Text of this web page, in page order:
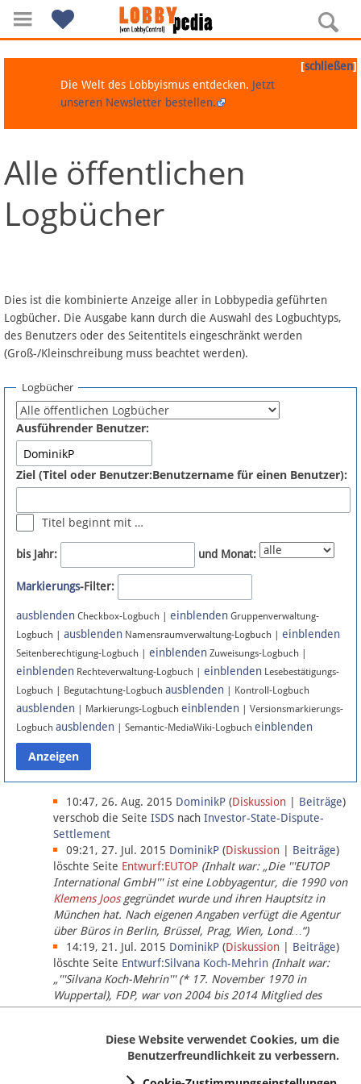
Navigation
Über Lobbypedia
Artikel nach Kategorien
FAQ
Fördermitglied werden
Fehler melden
Newsletter
Bluesky
Facebook
Instagram
Anmelden
Datenschutz
Über Lobbypedia
Impressum
[schließen]
Die Welt des Lobbyismus entdecken. Jetzt
unseren Newsletter bestellen.
Alle öffentlichen
Logbücher
Dies ist die kombinierte Anzeige aller in Lobbypedia geführten
Logbücher. Die Ausgabe kann durch die Auswahl des Logbuchtyps,
des Benutzers oder des Seitentitels eingeschränkt werden
(Groß-/Kleinschreibung muss beachtet werden).
Logbücher
Ausführender Benutzer:
Ziel (Titel oder Benutzer:Benutzername für einen Benutzer):
Titel beginnt mit …
bis Jahr: und Monat:
Markierungs-Filter:
ausblenden Checkbox-Logbuch | einblenden Gruppenverwaltung-
Logbuch | ausblenden Namensraumverwaltung-Logbuch | einblenden
Seitenberechtigung-Logbuch | einblenden Zuweisungs-Logbuch |
einblenden Rechteverwaltung-Logbuch | einblenden Lesebestätigungs-
Logbuch | Begutachtung-Logbuch ausblenden | Kontroll-Logbuch
ausblenden | Markierungs-Logbuch einblenden | Versionsmarkierungs-
Logbuch ausblenden | Semantic-MediaWiki-Logbuch einblenden
10:47, 26. Aug. 2015 DominikP (Diskussion Beiträge)
verschob die Seite ISDS nach Investor-State-Dispute-
Settlement
09:21, 27. Jul. 2015 DominikP (Diskussion Beiträge)
löschte Seite Entwurf:EUTOP (Inhalt war: „Die '''EUTOP
International GmbH''' ist eine Lobbyagentur, die 1990 von
Klemens Joosgegründet wurde und ihren Hauptsitz in
München hat. Nach eigenen Angaben verfügt die Agentur
über Büros in Berlin, Brüssel, Prag, Wien, Lond…“)
14:19, 21. Jul. 2015 DominikP (Diskussion Beiträge)
löschte Seite Entwurf:Silvana Koch-Mehrin (Inhalt war:
„'''Silvana Koch-Mehrin''' (* 17. November 1970 in
Wuppertal), FDP, war von 2004 bis 2014 Mitglied des
Europäischen Parlaments, seit November 2014 ist sie für
Diese Website verwendet Cookies, um die
Benutzerfreundlichkeit zu verbessern.